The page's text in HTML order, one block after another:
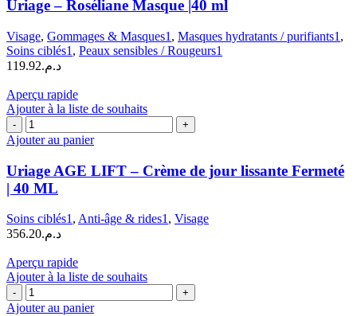
Roséliane
Masque
|40
ml
Uriage – Roséliane Masque |40 ml
Visage, Gommages & Masques1 , Masques hydratants / purifiants1 ,
Soins ciblés1 , Peaux sensibles / Rougeurs1
د.م.119.92
Aperçu rapide
Ajouter à la liste de souhaits
quantité
de
AGE
LIFT
–
de
jour
Fermeté
|
40
ML
Ajouter au panier
Uriage AGE LIFT – Crème de jour lissante Fermeté
| 40 ML
Soins ciblés1 , Anti-âge & rides1 , Visage
د.م.356.20
Aperçu rapide
Ajouter à la liste de souhaits
quantité
de
Ajouter au panier